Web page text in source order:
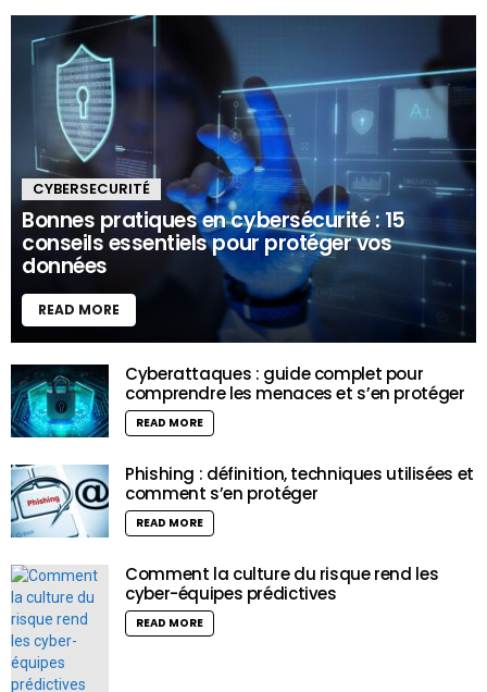
CYBERSECURITÉ
Bonnes pratiques en cybersécurité : 15
conseils essentiels pour protéger vos
données
READ MORE
Cyberattaques : guide complet pour
comprendre les menaces et s’en protéger
READ MORE
Phishing : définition, techniques utilisées et
comment s’en protéger
READ MORE
Comment la culture du risque rend les
cyber-équipes prédictives
READ MORE